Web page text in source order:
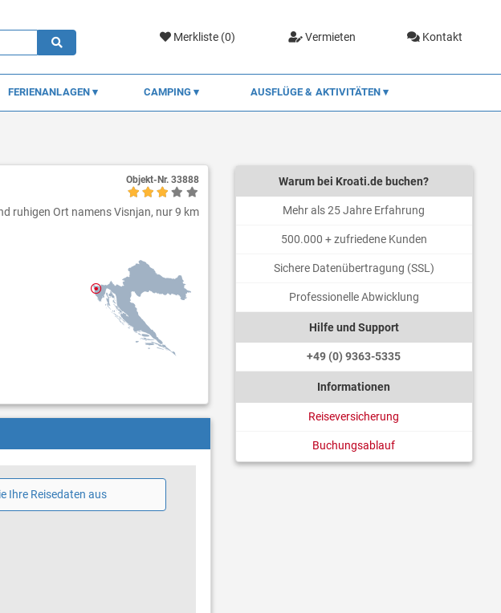
Merkliste (0) Vermieten Kontakt
FERIENANLAGEN CAMPING AUSFLÜGE & AKTIVITÄTEN
ruhigen Ort namens Visnjan, nur 9 km
Objekt-Nr.33888
Ihre Reisedaten aus
Warum bei Kroati.de buchen?
Mehr als 25 Jahre Erfahrung
500.000 + zufriedene Kunden
Sichere Datenübertragung (SSL)
Professionelle Abwicklung
Hilfe und Support
+49 (0) 9363-5335
Informationen
Reiseversicherung
Buchungsablauf